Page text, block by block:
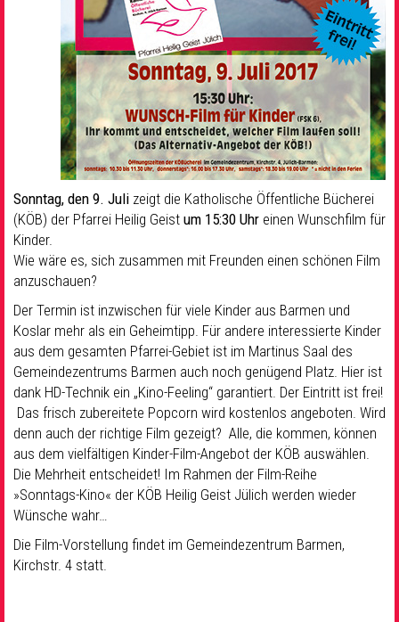
Sonntag, den 9. Juli zeigt die Katholische Öffentliche Bücherei
(KÖB) der Pfarrei Heilig Geist um 15:30 Uhr einen Wunschfilm für
Kinder.
Wie wäre es, sich zusammen mit Freunden einen schönen Film
anzuschauen?
Der Termin ist inzwischen für viele Kinder aus Barmen und
Koslar mehr als ein Geheimtipp. Für andere interessierte Kinder
aus dem gesamten Pfarrei-Gebiet ist im Martinus Saal des
Gemeindezentrums Barmen auch noch genügend Platz. Hier ist
dank HD-Technik ein „Kino-Feeling“ garantiert. Der Eintritt ist frei!
Das frisch zubereitete Popcorn wird kostenlos angeboten. Wird
denn auch der richtige Film gezeigt? Alle, die kommen, können
aus dem vielfältigen Kinder-Film-Angebot der KÖB auswählen.
Die Mehrheit entscheidet! Im Rahmen der Film-Reihe
»Sonntags-Kino« der KÖB Heilig Geist Jülich werden wieder
Wünsche wahr…
Die Film-Vorstellung findet im Gemeindezentrum Barmen,
Kirchstr. 4 statt.